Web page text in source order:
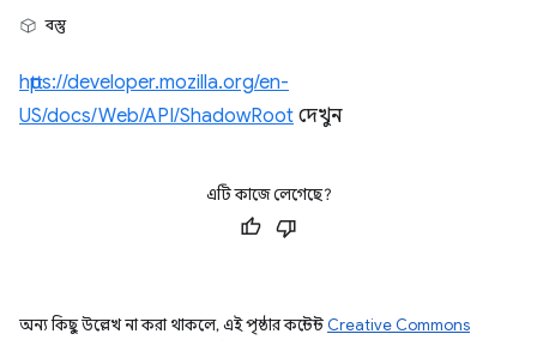
বস্তু
https://developer.mozilla.org/en-
US/docs/Web/API/ShadowRoot দেখুন
এটি কাজে লেগেছে?
অন্য কিছু উল্লেখ না করা থাকলে, এই পৃষ্ঠার কন্টেন্ট Creative Commons